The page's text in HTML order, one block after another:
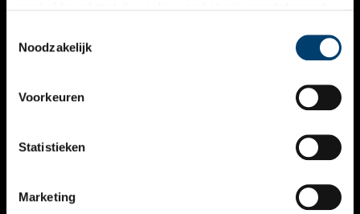
Noodzakelijk
Voorkeuren
Statistieken
Marketing
VERHALEN
KALENDER
THEMA’S
VIDEO’S